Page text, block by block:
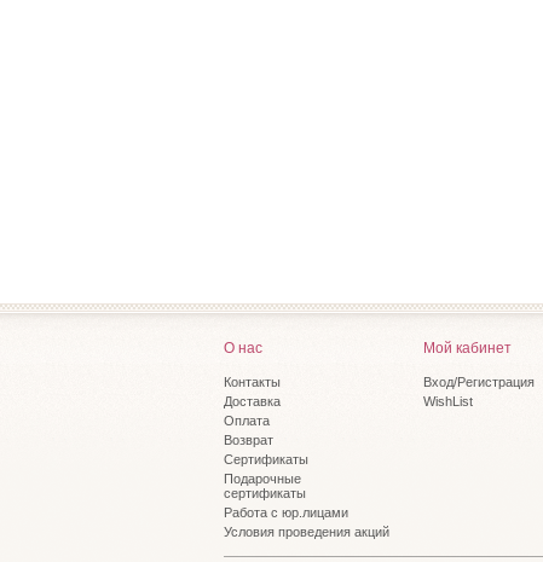
О нас
Контакты
Доставка
Оплата
Возврат
Сертификаты
Подарочные
сертификаты
Работа с юр.лицами
Условия проведения акций
Мой кабинет
Вход/Регистрация
WishList